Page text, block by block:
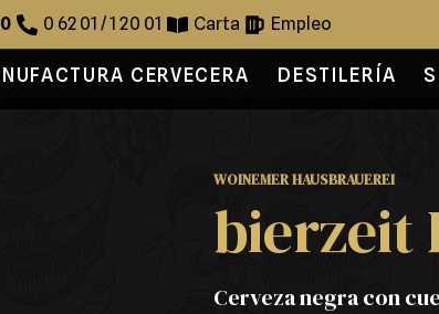
0 62 01 / 1 20 01 Carta Empleo
CERVECERA DESTILERÍA
WOINEMER HAUSBRAUEREI
bierzeit
Cerveza negra con